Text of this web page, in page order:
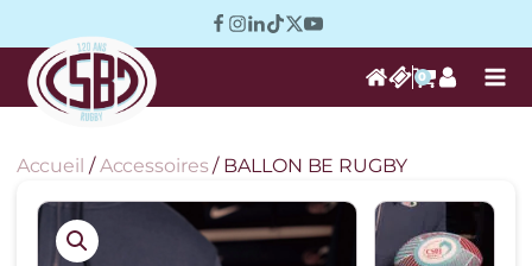
0
Accueil /Accessoires/ BALLON BE RUGBY